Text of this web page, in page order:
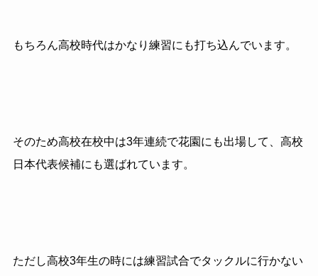
もちろん高校時代はかなり練習にも打ち込んでいます。
そのため高校在校中は3年連続で花園にも出場して、高校
日本代表候補にも選ばれています。
ただし高校3年生の時には練習試合でタックルに行かない